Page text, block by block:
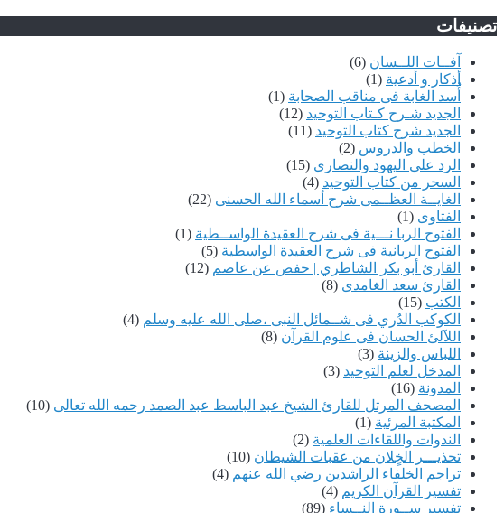
تصنيفات
آفــات اللــسان (6)
أذكار و أدعية (1)
أُسد الغابة فى مناقب الصحابة (1)
الجديد شـرح كـتاب التوحيد (12)
الجديد شرح كتاب التوحيد (11)
الخطب والدروس (2)
الرد على اليهود والنصارى (15)
السحر من كتاب التوحيد (4)
الغايــة العظــمى شرح أسماء الله الحسنى (22)
الفتاوى (1)
الفتوح الربا نـــية فى شرح العقيدة الواســطية (1)
الفتوح الربانية فى شرح العقيدة الواسطية (5)
القارئ أبو بكر الشاطري | حفص عن عاصم (12)
القارئ سعد الغامدى (8)
الكتب (15)
الكوكب الدُري فى شــمائل النبى ،صلى الله عليه وسلم (4)
اللآلئ الحسان فى علوم القرآن (8)
اللباس والزينة (3)
المدخل لعلم التوحيد (3)
المدونة (16)
المصحف المرتل للقارئ الشيخ عبد الباسط عبد الصمد رحمه الله تعالى (10)
المكتبة المرئية (1)
الندوات واللقاءات العلمية (2)
تحذيـــر الخٍلان من عقبات الشيطان (10)
تراجم الخلفاء الراشدين رضي الله عنهم (4)
تفسير القرآن الكريم (4)
تفسير ســورة النــساء (89)